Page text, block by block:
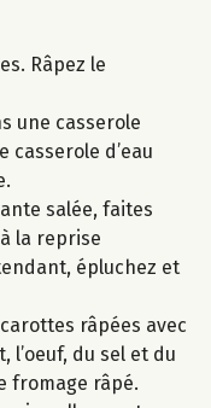
Râpez le
une casserole
casserole d’eau
salée, faites
la reprise
épluchez et
râpées avec
l’oeuf, du sel et du
fromage râpé.